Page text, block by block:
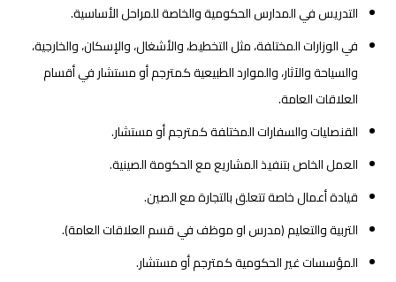
التدريس في المدارس الحكومية والخاصة للمراحل الأساسية.
في الوزارات المختلفة، مثل التخطيط، والأشغال، والإسكان، والخارجية،
والسياحة والآثار، والموارد الطبيعية كمترجم أو مستشار في أقسام
العلاقات العامة.
القنصليات والسفارات المختلفة كمترجم أو مستشار.
العمل الخاص بتنفيذ المشاريع مع الحكومة الصينية.
قيادة أعمال خاصة تتعلق بالتجارة مع الصين.
التربية والتعليم (مدرس او موظف في قسم العلاقات العامة).
المؤسسات غير الحكومية كمترجم أو مستشار.